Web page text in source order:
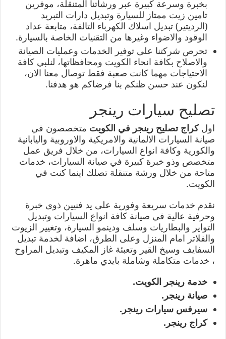
بخبرة وسرعة كبيرة عبر ورشاتنا المتنقلة، موفرين
تامين زيت ممتاز للسيارة وتبديل دارات التبريد
(الرديتير) تبديل اسلاك الكهرباء التالفة، متابعة عداد
الوقود والاضواء وغيرها من التقنيات الخاصة بالسيارة.
تحرص شركتنا على توفير الخدمات وعمليات الصيانة
والاصلاح بكافة انحاء الكويت ومحافظاتها، لنلبي كافة
الاحتياجات مهما كانت صعبة فقط توصال معنا الان،
لنكون عند حسن ظنكم بنا فرضاكم هو هدفنا.
تصليح سيارات رينجر
اولكراج تصليح رينجر في الكويت متخصصون في
صيانة السيارات الالمانية والامريكية والاوروبية واليابانية
والكورية وكافة انواع السيارات، من خلال فريق عمل
متخصص وذو خبرة كبيرة في صيانة السيارات، خدمات
متاحة من خلال ورشة متنقلة تصلك اينما كنت في
الكويت.
نقدم خدمات سريعة وفورية على يد فنيين ذوى خبرة
وحرفية عالية في صيانة كافة انواع السيارات وتبديل
التواير والبطاريات وسلف ودينمو السيارة، وتغيير الزيوت
والفلاتر امام المنزل وعلى الطرق، اضافة لخدمة تبديل
السفايف وسيخ القير وتعبئة غاز المكيف وتبديل المراوح
، خدمات متكاملة وشاملة بايدي ماهرة.
خدمة رينجر الكويت.
صيانة رينجر.
سيرفس سيارات رينجر.
كراج رينجر.